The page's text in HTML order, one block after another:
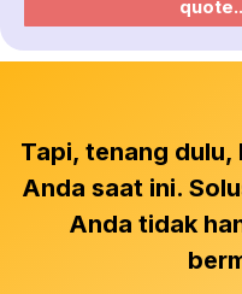
quote..
Tapi, tenang dulu,
Anda saat ini.
Anda tidak